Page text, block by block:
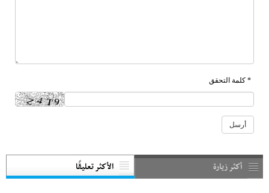
* كلمة التحقق
أكثر زيارة الأكثر تعليقًا